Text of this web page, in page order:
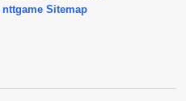
nttgame Sitemap